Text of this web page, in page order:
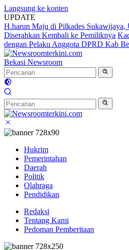
Langsung ke konten
UPDATE
H.harun Maju di Pilkades
Diserahkan Kembali ke Pemiliknya
dengan Pelaku Anggota DPRD Kab
Bekasi Newsroom
Hukrim
Pemerintahan
Daerah
Politik
Olahraga
Pendidikan
Redaksi
Tentang Kami
Pedoman Pemberitaan